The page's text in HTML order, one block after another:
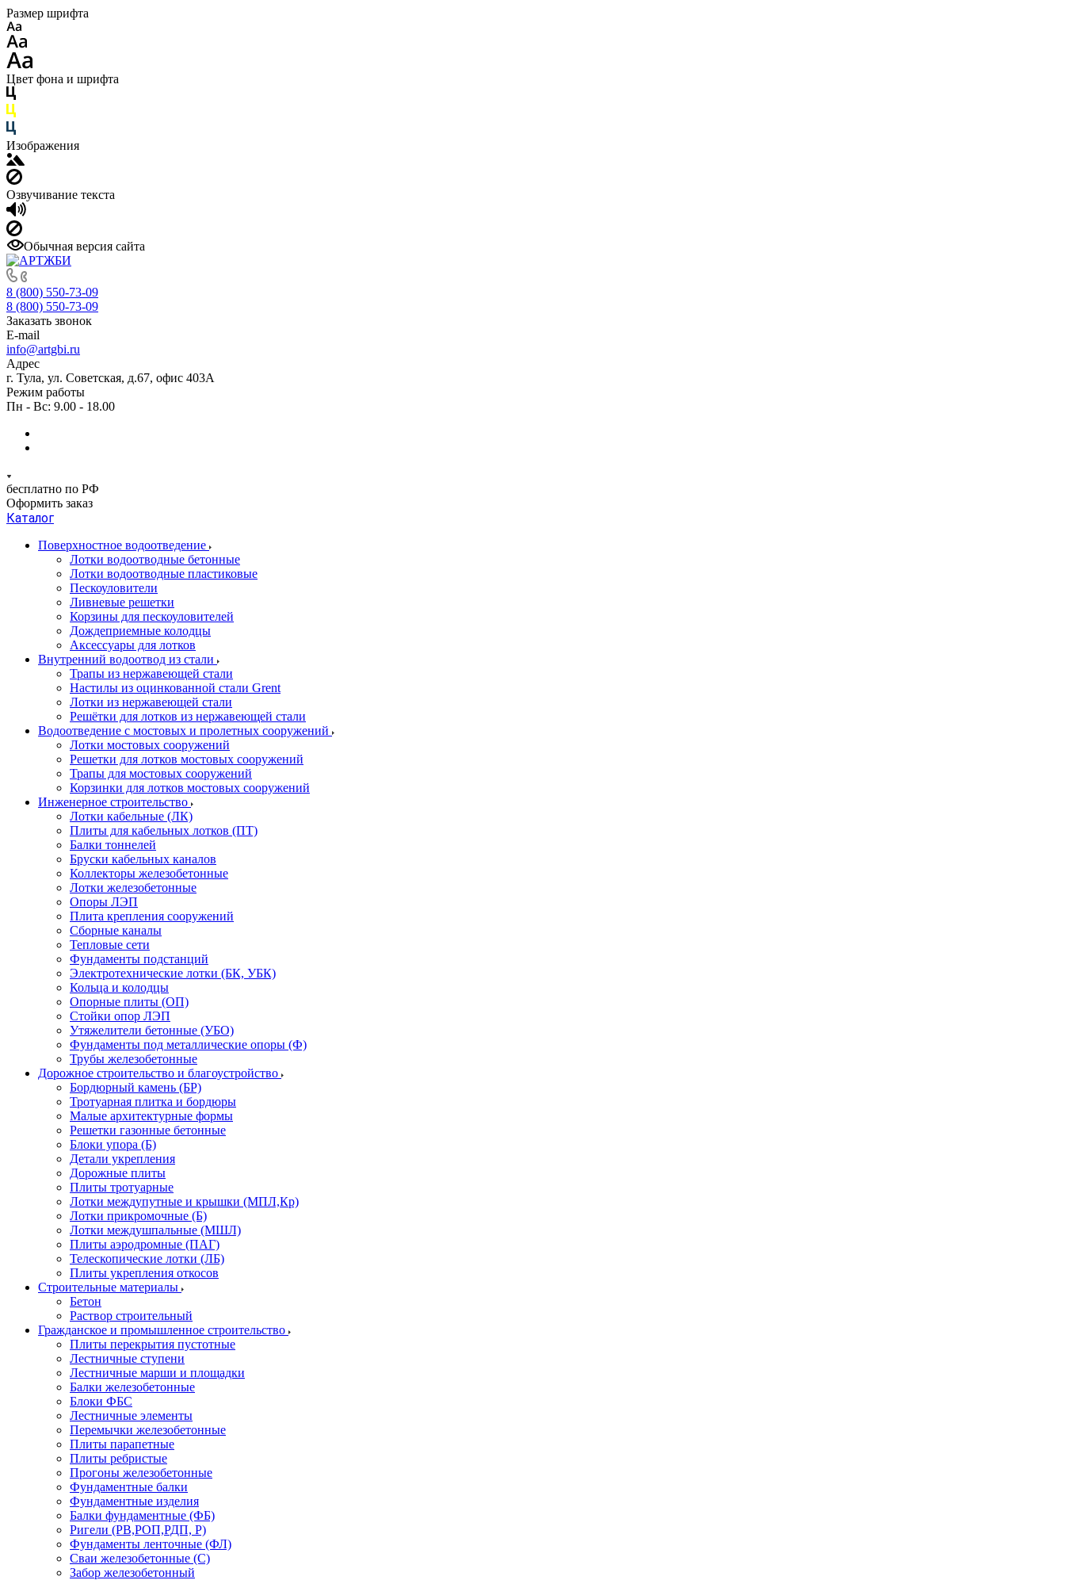
Размер шрифта
Цвет фона и шрифта
Изображения
Озвучивание текста
Обычная версия сайта
8 (800) 550-73-09
8 (800) 550-73-09
Заказать звонок
E-mail
info@artgbi.ru
Адрес
г. Тула, ул. Советская, д.67, офис 403А
Режим работы
Пн - Вс: 9.00 - 18.00
бесплатно по РФ
Оформить заказ
Каталог
Поверхностное водоотведение
Лотки водоотводные бетонные
Лотки водоотводные пластиковые
Пескоуловители
Ливневые решетки
Корзины для пескоуловителей
Дождеприемные колодцы
Аксессуары для лотков
Внутренний водоотвод из стали
Трапы из нержавеющей стали
Настилы из оцинкованной стали Grent
Лотки из нержавеющей стали
Решётки для лотков из нержавеющей стали
Водоотведение с мостовых и пролетных сооружений
Лотки мостовых сооружений
Решетки для лотков мостовых сооружений
Трапы для мостовых сооружений
Корзинки для лотков мостовых сооружений
Инженерное строительство
Лотки кабельные (ЛК)
Плиты для кабельных лотков (ПТ)
Балки тоннелей
Бруски кабельных каналов
Коллекторы железобетонные
Лотки железобетонные
Опоры ЛЭП
Плита крепления сооружений
Сборные каналы
Тепловые сети
Фундаменты подстанций
Электротехнические лотки (БК, УБК)
Кольца и колодцы
Опорные плиты (ОП)
Стойки опор ЛЭП
Утяжелители бетонные (УБО)
Фундаменты под металлические опоры (Ф)
Трубы железобетонные
Дорожное строительство и благоустройство
Бордюрный камень (БР)
Тротуарная плитка и бордюры
Малые архитектурные формы
Решетки газонные бетонные
Блоки упора (Б)
Детали укрепления
Дорожные плиты
Плиты тротуарные
Лотки междупутные и крышки (МПЛ,Кр)
Лотки прикромочные (Б)
Лотки междушпальные (МШЛ)
Плиты аэродромные (ПАГ)
Телескопические лотки (ЛБ)
Плиты укрепления откосов
Строительные материалы
Бетон
Раствор строительный
Гражданское и промышленное строительство
Плиты перекрытия пустотные
Лестничные ступени
Лестничные марши и площадки
Балки железобетонные
Блоки ФБС
Лестничные элементы
Перемычки железобетонные
Плиты парапетные
Плиты ребристые
Прогоны железобетонные
Фундаментные балки
Фундаментные изделия
Балки фундаментные (ФБ)
Ригели (РВ,РОП,РДП, Р)
Фундаменты ленточные (ФЛ)
Сваи железобетонные (С)
Забор железобетонный